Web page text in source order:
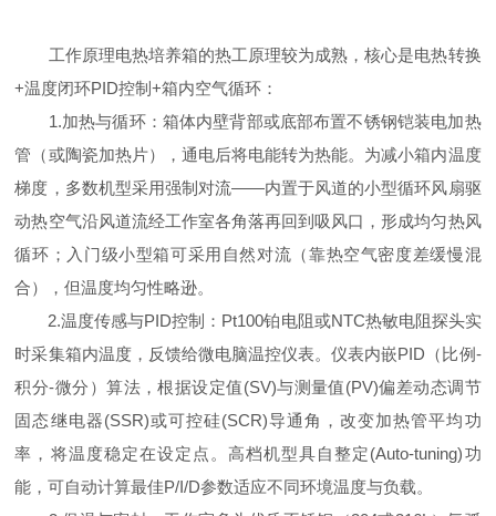
工作原理电热培养箱的热工原理较为成熟，核心是电热转换
+温度闭环PID控制+箱内空气循环：
1.加热与循环：箱体内壁背部或底部布置不锈钢铠装电加热
管（或陶瓷加热片），通电后将电能转为热能。为减小箱内温度
梯度，多数机型采用强制对流——内置于风道的小型循环风扇驱
动热空气沿风道流经工作室各角落再回到吸风口，形成均匀热风
循环；入门级小型箱可采用自然对流（靠热空气密度差缓慢混
合），但温度均匀性略逊。
2.温度传感与PID控制：Pt100铂电阻或NTC热敏电阻探头实
时采集箱内温度，反馈给微电脑温控仪表。仪表内嵌PID（比例-
积分-微分）算法，根据设定值(SV)与测量值(PV)偏差动态调节
固态继电器(SSR)或可控硅(SCR)导通角，改变加热管平均功
率，将温度稳定在设定点。高档机型具自整定(Auto-tuning)功
能，可自动计算最佳P/I/D参数适应不同环境温度与负载。